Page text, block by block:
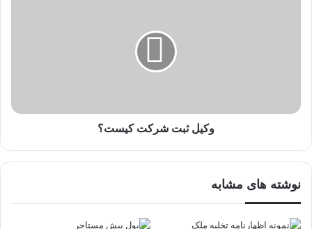
وکیل ثبت شرکت کیست؟
نوشته های مشابه